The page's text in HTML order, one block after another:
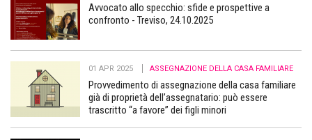
Avvocato allo specchio: sfide e prospettive a
confronto - Treviso, 24.10.2025
01 APR 2025 ASSEGNAZIONE DELLA CASA FAMILIARE
Provvedimento di assegnazione della casa familiare
già di proprietà dell’assegnatario: può essere
trascritto “a favore” dei figli minori